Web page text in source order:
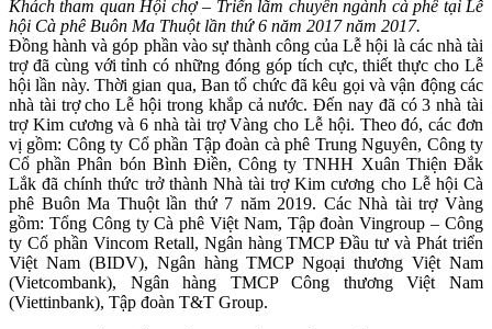
Khách tham quan Hội chợ – Triển lãm chuyên ngành cà phê tại Lễ
hội Cà phê Buôn Ma Thuột lần thứ 6 năm 2017 năm 2017.
Đồng hành và góp phần vào sự thành công của Lễ hội là các nhà tài
trợ đã cùng với tỉnh có những đóng góp tích cực, thiết thực cho Lễ
hội lần này. Thời gian qua, Ban tổ chức đã kêu gọi và vận động các
nhà tài trợ cho Lễ hội trong khắp cả nước. Đến nay đã có 3 nhà tài
trợ Kim cương và 6 nhà tài trợ Vàng cho Lễ hội. Theo đó, các đơn
vị gồm: Công ty Cổ phần Tập đoàn cà phê Trung Nguyên, Công ty
Cổ phần Phân bón Bình Điền, Công ty TNHH Xuân Thiện Đắk
Lắk đã chính thức trở thành Nhà tài trợ Kim cương cho Lễ hội Cà
phê Buôn Ma Thuột lần thứ 7 năm 2019. Các Nhà tài trợ Vàng
gồm: Tổng Công ty Cà phê Việt Nam, Tập đoàn Vingroup – Công
ty Cổ phần Vincom Retall, Ngân hàng TMCP Đầu tư và Phát triển
Việt Nam (BIDV), Ngân hàng TMCP Ngoại thương Việt Nam
(Vietcombank), Ngân hàng TMCP Công thương Việt Nam
(Viettinbank), Tập đoàn T&T Group.